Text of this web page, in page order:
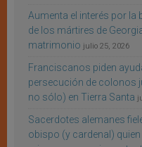
Aumenta el interés por la
de los mártires de
matrimonio julio 25, 2026
Franciscanos piden
persecución de colonos
no sólo) en Tierra Santa
Sacerdotes alemanes
obispo (y cardenal)